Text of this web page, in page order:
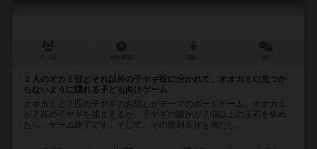
１人のオカミ役とそれ以外の子ヤギ役に分かれて、オオカミに見つか
らないように隠れる子ども向けゲーム
オオカミと７匹の子ヤギのお話しがテーマのボードゲーム。オオカミ
が７匹の子ヤギを捕まえるか、子ヤギの誰かが７個以上の玉石を集め
たら、ゲーム終了です。そして、その勝利条件を満たし...